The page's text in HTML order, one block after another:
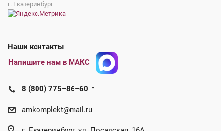
г. Екатеринбург
Наши контакты
Напишите нам в МАКС
8 (800) 775–86–60
amkomplekt@mail.ru